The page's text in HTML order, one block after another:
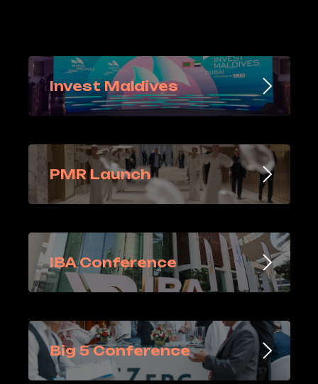
Invest Maldives
PMR Launch
IBA Conference
Big 5 Conference